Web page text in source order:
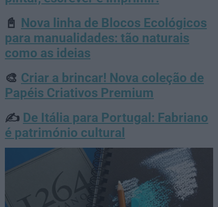
📓 Nova linha de Blocos Ecológicos
para manualidades: tão naturais
como as ideias
🎨 Criar a brincar! Nova coleção de
Papéis Criativos Premium
✍️ De Itália para Portugal: Fabriano
é património cultural